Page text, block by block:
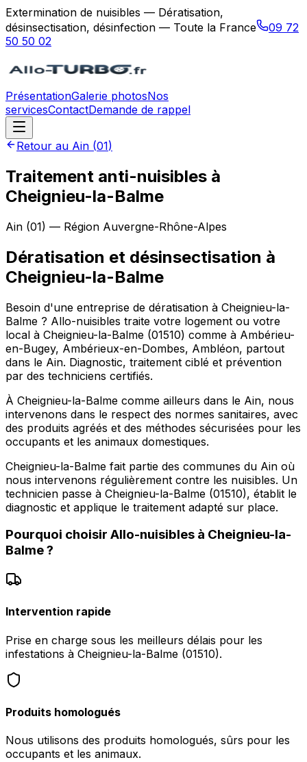
Extermination de nuisibles — Dératisation,
désinsectisation, désinfection — Toute la France
09 72
50 50 02
PrésentationGalerie photosNos
servicesContactDemande de rappel
Retour au Ain (01)
Traitement anti-nuisibles à
Cheignieu-la-Balme
Ain (01) — Région Auvergne-Rhône-Alpes
Dératisation et désinsectisation à
Cheignieu-la-Balme
Besoin d'une entreprise de dératisation à Cheignieu-la-
Balme ? Allo-nuisibles traite votre logement ou votre
local à Cheignieu-la-Balme (01510) comme à Ambérieu-
en-Bugey, Ambérieux-en-Dombes, Ambléon, partout
dans le Ain. Diagnostic, traitement ciblé et prévention
par des techniciens certifiés.
À Cheignieu-la-Balme comme ailleurs dans le Ain, nous
intervenons dans le respect des normes sanitaires, avec
des produits agréés et des méthodes sécurisées pour les
occupants et les animaux domestiques.
Cheignieu-la-Balme fait partie des communes du Ain où
nous intervenons régulièrement contre les nuisibles. Un
technicien passe à Cheignieu-la-Balme (01510), établit le
diagnostic et applique le traitement adapté sur place.
Pourquoi choisir Allo-nuisibles à Cheignieu-la-
Balme?
Intervention rapide
Prise en charge sous les meilleurs délais pour les
infestations à Cheignieu-la-Balme (01510).
Produits homologués
Nous utilisons des produits homologués, sûrs pour les
occupants et les animaux.